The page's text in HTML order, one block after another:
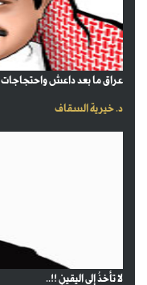
عراق ما بعد داعش واحتجاجات
د. خيرية السقاف
لا تأخذُ إلى اليقينِ !!..